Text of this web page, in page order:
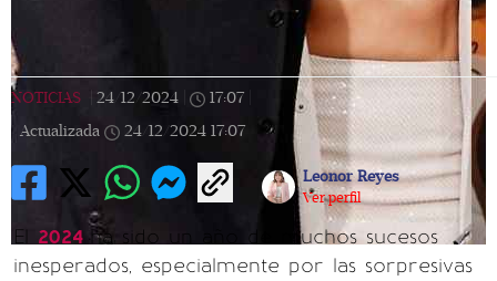
NOTICIAS 24/12/2024 17:07
Actualizada
24/12/2024 17:07
Leonor Reyes
Ver perfil
El 2024ha sido un año de muchos sucesos
inesperados, especialmente por las sorpresivas